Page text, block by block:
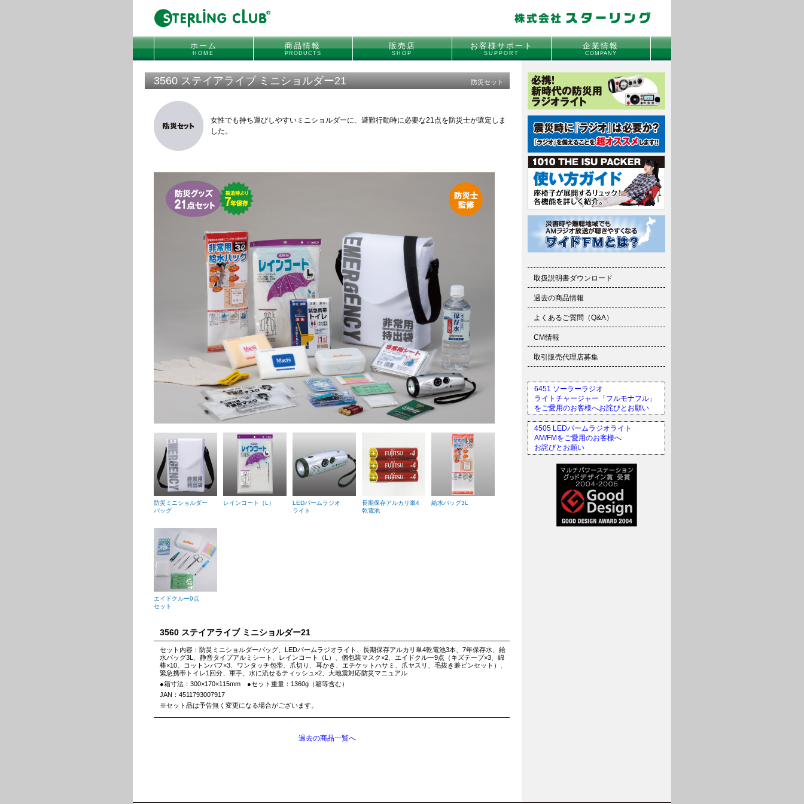
ホーム
HOME
商品情報
PRODUCTS
販売店
SHOP
お客様サポート
SUPPORT
企業情報
COMPANY
3560 ステイアライブ ミニショルダー21 防災セット
女性でも持ち運びしやすいミニショルダーに、避難行動時に必要な21点を防災士が選定しま
した。
防災ミニショルダー
バッグ
レインコート（L）
LEDパームラジオ
ライト
長期保存アルカリ単4
乾電池
給水バッグ3L
エイドクルー9点
セット
3560 ステイアライブ ミニショルダー21
セット内容：防災ミニショルダーバッグ、LEDパームラジオライト、長期保存アルカリ単4乾電池3本、7年保存水、給
水バッグ3L、静音タイプアルミシート、レインコート（L）、個包装マスク×2、エイドクルー9点（キズテープ×3、綿
棒×10、コットンパフ×3、ワンタッチ包帯、爪切り、耳かき、エチケットハサミ、爪ヤスリ、毛抜き兼ピンセット）、
緊急携帯トイレ1回分、軍手、水に流せるティッシュ×2、大地震対応防災マニュアル
●箱寸法：300×170×115mm ●セット重量：1360g（箱等含む）
JAN：4511793007917
※セット品は予告無く変更になる場合がございます。
過去の商品一覧へ
取扱説明書ダウンロード
過去の商品情報
よくあるご質問（Q&A）
CM情報
取引販売代理店募集
6451 ソーラーラジオ
ライトチャージャー「フルモナフル」
をご愛用のお客様へお詫びとお願い
4505 LEDパームラジオライト
AM/FMをご愛用のお客様へ
お詫びとお願い